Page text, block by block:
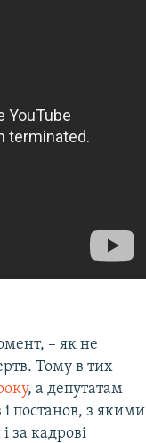
– як не
Тому в тих
, а депутатам
і постанов, з якими
за кадрові